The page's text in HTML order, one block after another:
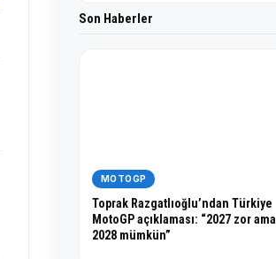
Son Haberler
MOTOGP
Toprak Razgatlıoğlu’ndan Türkiye
MotoGP açıklaması: “2027 zor ama
2028 mümkün”